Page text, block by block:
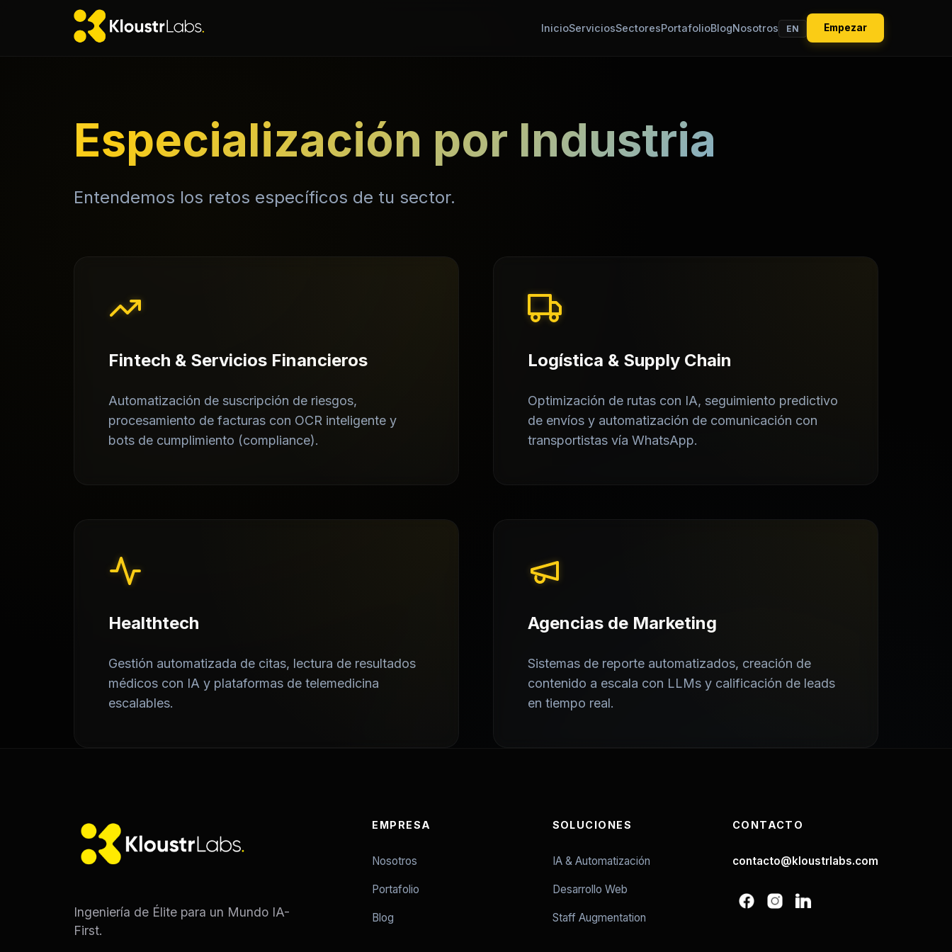
InicioServiciosSectoresPortafolioBlogNosotros EN Empezar
Especialización por Industria
Entendemos los retos específicos de tu sector.
Fintech & Servicios Financieros
Automatización de suscripción de riesgos,
procesamiento de facturas con OCR inteligente y
bots de cumplimiento (compliance).
Logística & Supply Chain
Optimización de rutas con IA, seguimiento predictivo
de envíos y automatización de comunicación con
transportistas vía WhatsApp.
Healthtech
Gestión automatizada de citas, lectura de resultados
médicos con IA y plataformas de telemedicina
escalables.
Agencias de Marketing
Sistemas de reporte automatizados, creación de
contenido a escala con LLMs y calificación de leads
en tiempo real.
Ingeniería de Élite para un Mundo IA-
First.
EMPRESA
Nosotros
Portafolio
Blog
SOLUCIONES
IA & Automatización
Desarrollo Web
Staff Augmentation
CONTACTO
contacto@kloustrlabs.com